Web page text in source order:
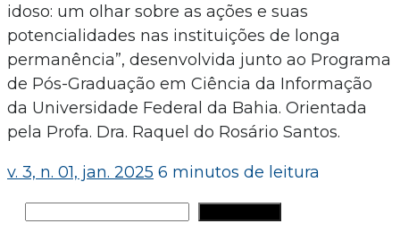
idoso: um olhar sobre as ações e suas
potencialidades nas instituições de longa
permanência”, desenvolvida junto ao Programa
de Pós-Graduação em Ciência da Informação
da Universidade Federal da Bahia. Orientada
pela Profa. Dra. Raquel do Rosário Santos.
v. 3, n. 01, jan. 2025 6 minutos de leitura